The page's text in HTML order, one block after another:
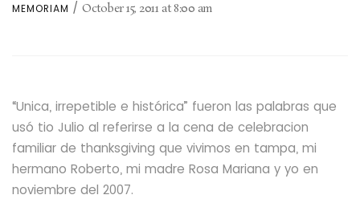
MEMORIAM October 15, 2011 at 8:00 am
“Unica, irrepetible e histórica” fueron las palabras que
usó tio Julio al referirse a la cena de celebracion
familiar de thanksgiving que vivimos en tampa, mi
hermano Roberto, mi madre Rosa Mariana y yo en
noviembre del 2007.